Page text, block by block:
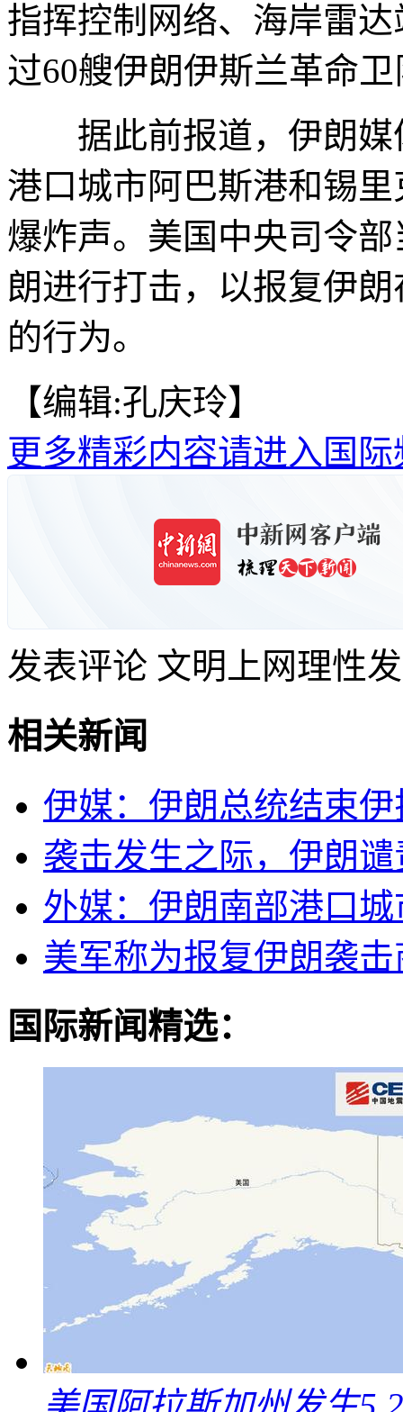
指挥控制网络、海岸雷
过60艘伊朗伊斯兰革命
据此前报道，伊朗媒
港口城市阿巴斯港和锡
爆炸声。美国中央司令
朗进行打击，以报复伊
的行为。
【编辑:孔庆玲】
更多精彩内容请进入国际
发表评论 文明上网理性
相关新闻
伊媒：伊朗总统结束
袭击发生之际，伊朗
外媒：伊朗南部港口
美军称为报复伊朗袭
国际新闻精选：